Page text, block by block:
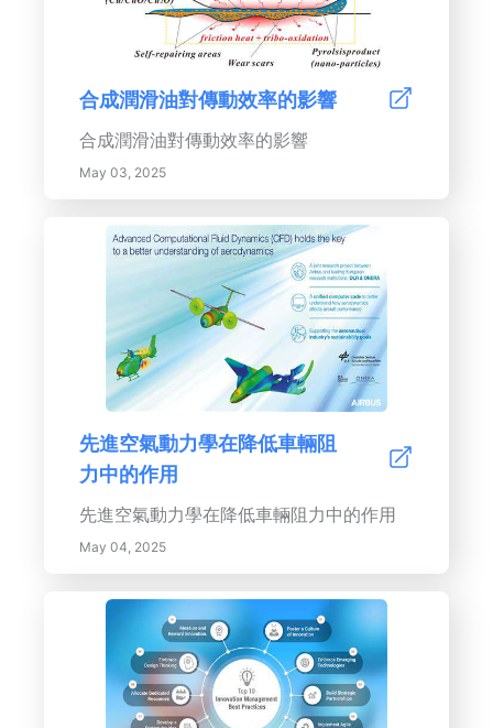
合成潤滑油對傳動效率的影響
合成潤滑油對傳動效率的影響
May 03, 2025
先進空氣動力學在降低車輛阻
力中的作用
先進空氣動力學在降低車輛阻力中的作用
May 04, 2025